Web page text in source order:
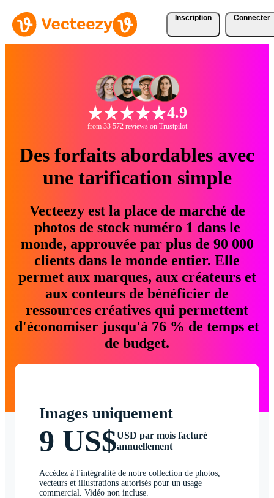
Inscription Connecter
4.9
from 33 572 reviews on Trustpilot
Des forfaits abordables avec
une tarification simple
Vecteezy est la place de marché de
photos de stock numéro 1 dans le
monde, approuvée par plus de 90 000
clients dans le monde entier. Elle
permet aux marques, aux créateurs et
aux conteurs de bénéficier de
ressources créatives qui permettent
d'économiser jusqu'à 76 % de temps et
de budget.
Images uniquement
9 US$USD par mois facturé
annuellement
Accédez à l'intégralité de notre collection de photos,
vecteurs et illustrations autorisés pour un usage
commercial. Vidéo non incluse.